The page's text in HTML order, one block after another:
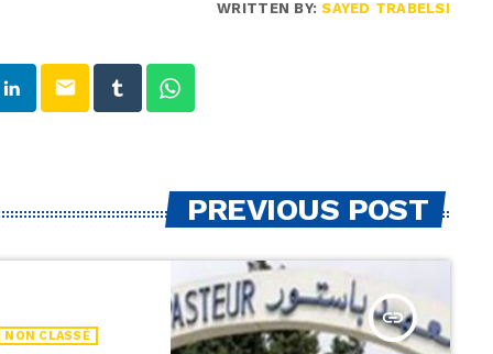
WRITTEN BY:SAYED TRABELSI
email
PREVIOUS POST
insert_link
NON CLASSÉ